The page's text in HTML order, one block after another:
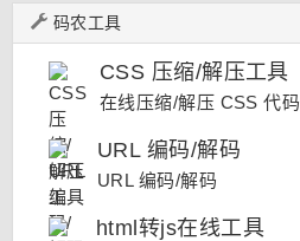
码农工具
CSS 压缩/解压工具
在线压缩/解压 CSS 代码
URL 编码/解码
URL 编码/解码
html转js在线工具